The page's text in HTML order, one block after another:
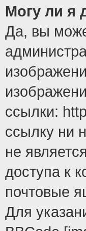
Могу ли я
Да, вы
ссылки:
ссылку ни
не
доступа к
почтовые
Для